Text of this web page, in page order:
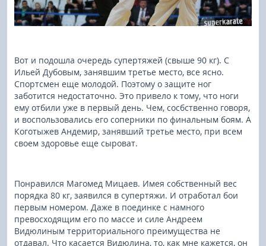
Вот и подошла очередь супертяжей (свыше 90 кг). С
Ильей Дубовым, занявшим третье место, все ясно.
Спортсмен еще молодой. Поэтому о защите ног
заботится недостаточно. Это привело к тому, что ноги
ему отбили уже в первый день. Чем, сосбственно говоря,
и воспользовались его соперники по финальным боям. А
Коготыжев Андемир, занявший третье место, при всем
своем здоровье еще сыроват.
Понравился Магомед Мицаев. Имея собственный вес
порядка 80 кг, заявился в супертяжи. И отработал бои
первым номером. Даже в поединке с намного
превосходящим его по массе и силе Андреем
Видюлиным территориального преимущества не
отдавал. Что касается Видюлина, то, как мне кажется, он